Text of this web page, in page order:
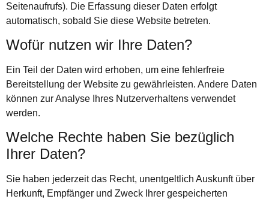
Seitenaufrufs). Die Erfassung dieser Daten erfolgt
automatisch, sobald Sie diese Website betreten.
Wofür nutzen wir Ihre Daten?
Ein Teil der Daten wird erhoben, um eine fehlerfreie
Bereitstellung der Website zu gewährleisten. Andere Daten
können zur Analyse Ihres Nutzerverhaltens verwendet
werden.
Welche Rechte haben Sie bezüglich
Ihrer Daten?
Sie haben jederzeit das Recht, unentgeltlich Auskunft über
Herkunft, Empfänger und Zweck Ihrer gespeicherten